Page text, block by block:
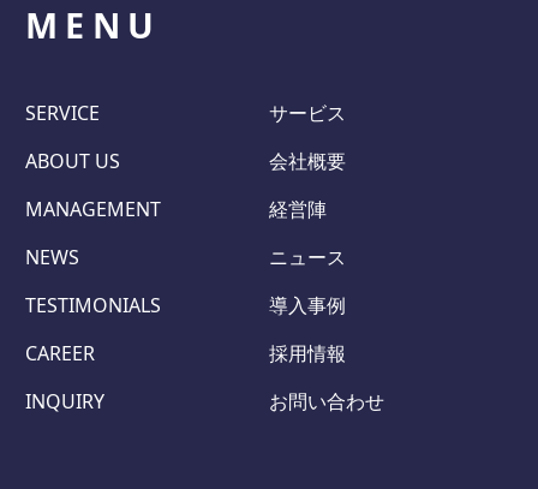
MENU
SERVICE
サービス
ABOUT US
会社概要
MANAGEMENT
経営陣
NEWS
ニュース
TESTIMONIALS
導入事例
CAREER
採用情報
INQUIRY
お問い合わせ